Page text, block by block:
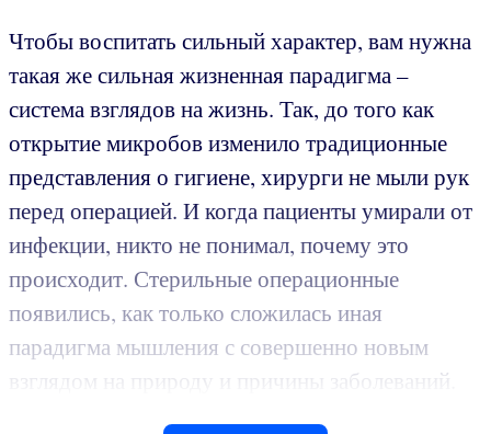
Чтобы воспитать сильный характер, вам нужна
такая же сильная жизненная парадигма –
система взглядов на жизнь. Так, до того как
открытие микробов изменило традиционные
представления о гигиене, хирурги не мыли рук
перед операцией. И когда пациенты умирали от
инфекции, никто не понимал, почему это
происходит. Стерильные операционные
появились, как только сложилась иная
парадигма мышления с совершенно новым
взглядом на природу и причины заболеваний.